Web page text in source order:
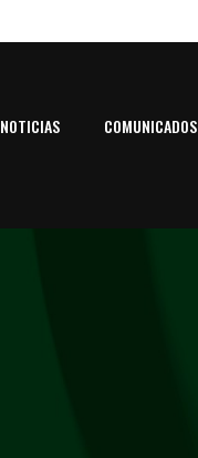
NOTICIAS COMUNICADOS